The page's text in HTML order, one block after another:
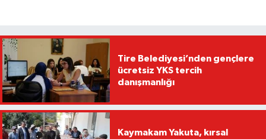
Tire Belediyesi’nden gençlere
ücretsiz YKS tercih
danışmanlığı
Kaymakam Yakuta, kırsal